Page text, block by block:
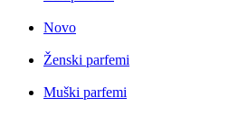
Novo
Ženski parfemi
Muški parfemi